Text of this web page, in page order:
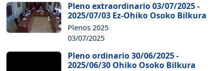
Pleno extraordinario 03/07/2025 -
2025/07/03 Ez-Ohiko Osoko Bilkura
Plenos 2025
03/07/2025
Pleno ordinario 30/06/2025 -
2025/06/30 Ohiko Osoko Bilkura